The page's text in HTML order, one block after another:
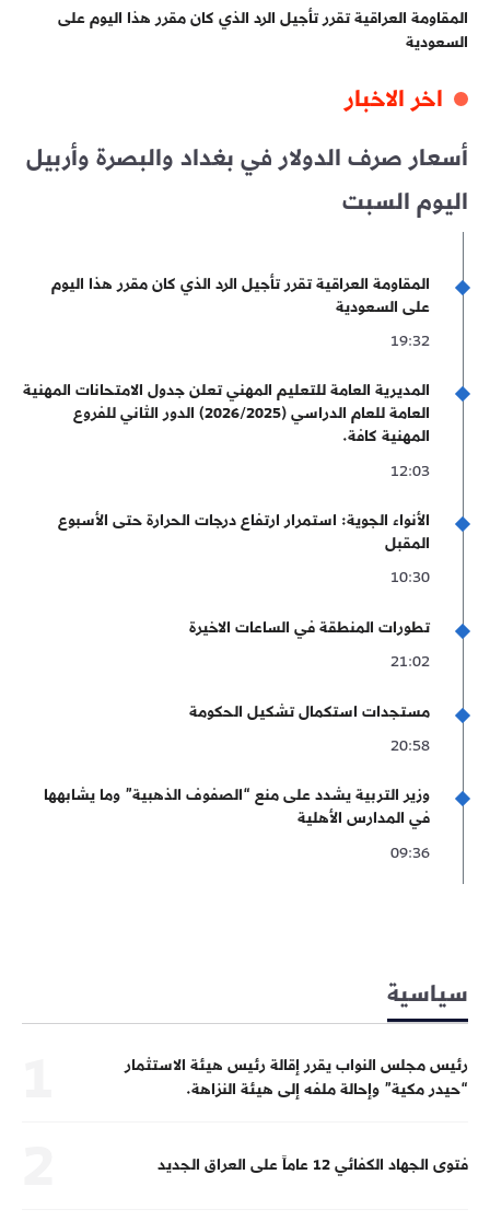
المقاومة العراقية تقرر تأجيل الرد الذي كان مقرر هذا اليوم على
السعودية
اخر الاخبار
أسعار صرف الدولار في بغداد والبصرة وأربيل
اليوم السبت
المقاومة العراقية تقرر تأجيل الرد الذي كان مقرر هذا اليوم
على السعودية
19:32
المديرية العامة للتعليم المهني تعلن جدول الامتحانات المهنية
العامة للعام الدراسي (2026/2025) الدور الثاني للفروع
المهنية كافة.
12:03
الأنواء الجوية: استمرار ارتفاع درجات الحرارة حتى الأسبوع
المقبل
10:30
تطورات المنطقة في الساعات الاخيرة
21:02
مستجدات استكمال تشكيل الحكومة
20:58
وزير التربية يشدد على منع “الصفوف الذهبية” وما يشابهها
في المدارس الأهلية
09:36
سياسية
رئيس مجلس النواب يقرر إقالة رئيس هيئة الاستثمار
“حيدر مكية” وإحالة ملفه إلى هيئة النزاهة.
فتوى الجهاد الكفائي 12 عاماً على العراق الجديد